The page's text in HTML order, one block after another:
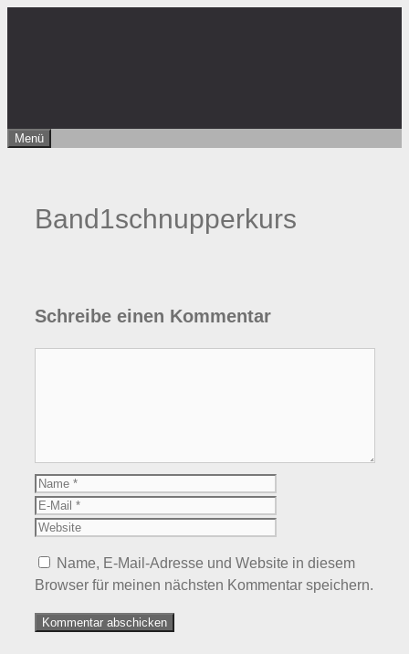
Menü
Band1schnupperkurs
Schreibe einen Kommentar
Name
Name, E-Mail-Adresse und Website in diesem
Browser für meinen nächsten Kommentar speichern.